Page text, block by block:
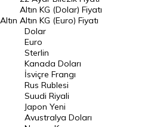
Dolar Kuru
Euro Kuru
Pound Kuru
Frank Kuru
Riyal Kuru
Avustralya Doları
Danimarka Kronu Kuru
Altın
Altın KG (Dolar) Fiyatı
Altın KG (Euro) Fiyatı
Dolar
Euro
Sterlin
Kanada Doları
İsviçre Frangı
Rus Rublesi
Suudi Riyali
Japon Yeni
Avustralya Doları